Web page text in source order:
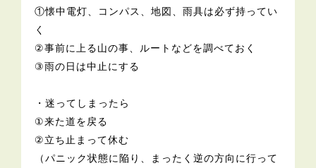
①懐中電灯、コンパス、地図、雨具は必ず持ってい
く
②事前に上る山の事、ルートなどを調べておく
③雨の日は中止にする
・迷ってしまったら
①来た道を戻る
②立ち止まって休む
（パニック状態に陥り、まったく逆の方向に行って